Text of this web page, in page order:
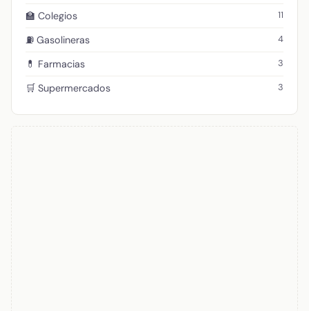
🏫 Colegios 11
⛽ Gasolineras 4
💊 Farmacias 3
🛒 Supermercados 3